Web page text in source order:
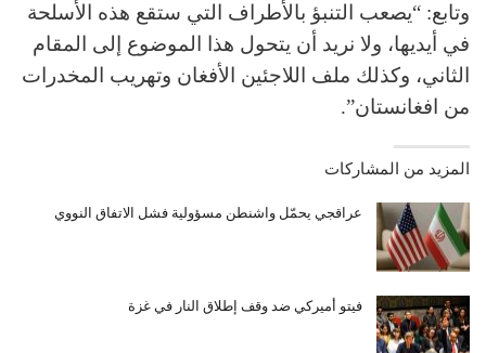
وتابع: “يصعب التنبؤ بالأطراف التي ستقع هذه الأسلحة
في أيديها، ولا نريد أن يتحول هذا الموضوع إلى المقام
الثاني، وكذلك ملف اللاجئين الأفغان وتهريب المخدرات
من افغانستان”.
المزيد من المشاركات
عراقجي يحمّل واشنطن مسؤولية فشل الاتفاق النووي
فيتو أميركي ضد وقف إطلاق النار في غزة